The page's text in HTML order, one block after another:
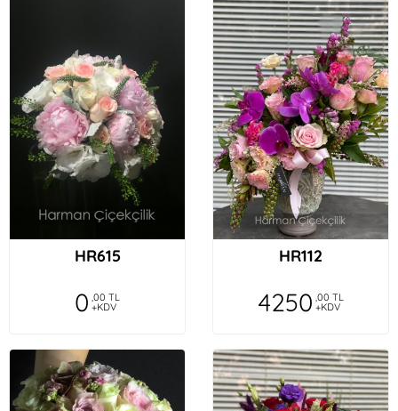
HR615
0 ,00 TL
+KDV
HR112
4250 ,00 TL
+KDV